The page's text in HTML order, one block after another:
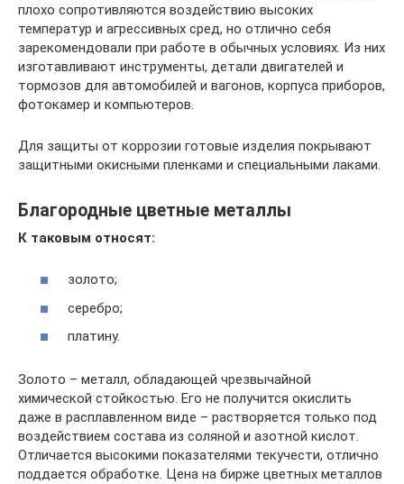
плохо сопротивляются воздействию высоких
температур и агрессивных сред, но отлично себя
зарекомендовали при работе в обычных условиях. Из них
изготавливают инструменты, детали двигателей и
тормозов для автомобилей и вагонов, корпуса приборов,
фотокамер и компьютеров.
Для защиты от коррозии готовые изделия покрывают
защитными окисными пленками и специальными лаками.
Благородные цветные металлы
К таковым относят:
золото;
серебро;
платину.
Золото – металл, обладающей чрезвычайной
химической стойкостью. Его не получится окислить
даже в расплавленном виде – растворяется только под
воздействием состава из соляной и азотной кислот.
Отличается высокими показателями текучести, отлично
поддается обработке. Цена на бирже цветных металлов